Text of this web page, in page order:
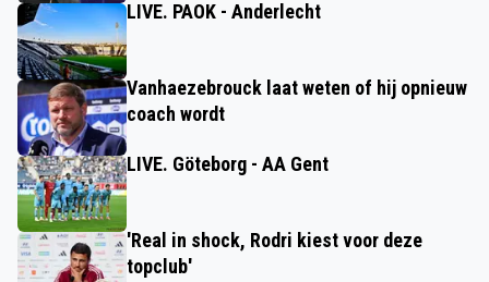
LIVE. PAOK - Anderlecht
Vanhaezebrouck laat weten of hij opnieuw
coach wordt
LIVE. Göteborg - AA Gent
'Real in shock, Rodri kiest voor deze
topclub'